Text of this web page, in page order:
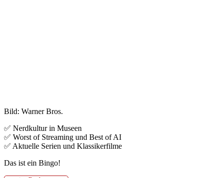
Bild: Warner Bros.
✅ Nerdkultur in Museen
✅ Worst of Streaming und Best of AI
✅ Aktuelle Serien und Klassikerfilme
Das ist ein Bingo!